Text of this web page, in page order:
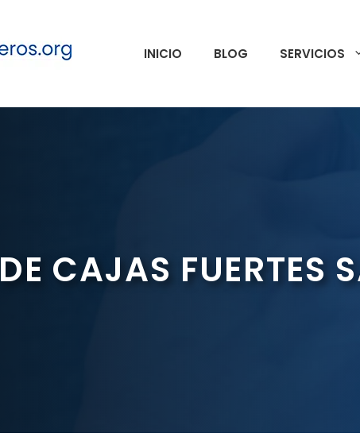
INICIO BLOG SERVICIOS
CAJAS FUERTES